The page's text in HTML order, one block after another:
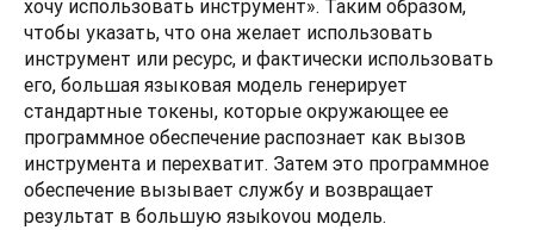
хочу использовать инструмент». Таким образом,
чтобы указать, что она желает использовать
инструмент или ресурс, и фактически использовать
его, большая языковая модель генерирует
стандартные токены, которые окружающее ее
программное обеспечение распознает как вызов
инструмента и перехватит. Затем это программное
обеспечение вызывает службу и возвращает
результат в большую языkovou модель.